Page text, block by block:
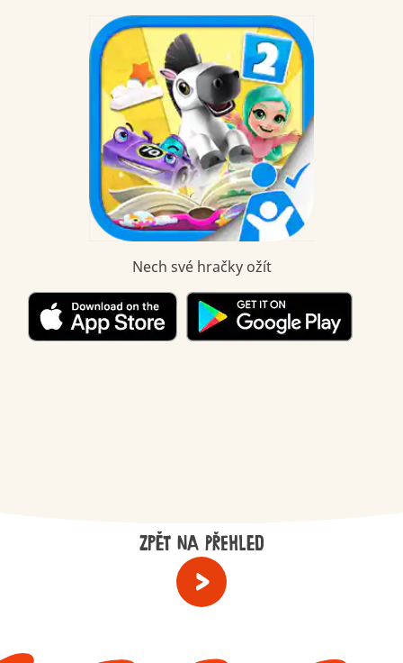
Nech své hračky ožít
ZPĚT NA PŘEHLED